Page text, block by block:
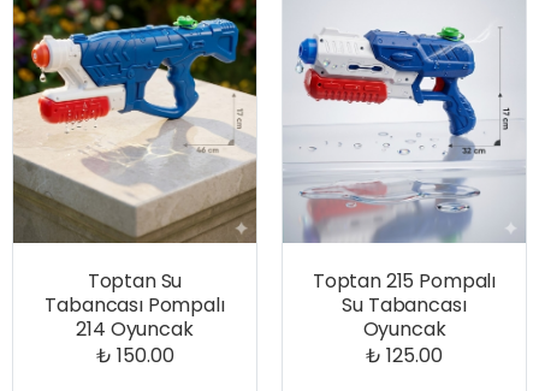
Toptan Su
Tabancası Pompalı
214 Oyuncak
₺ 150.00
Toptan 215 Pompalı
Su Tabancası
Oyuncak
₺ 125.00